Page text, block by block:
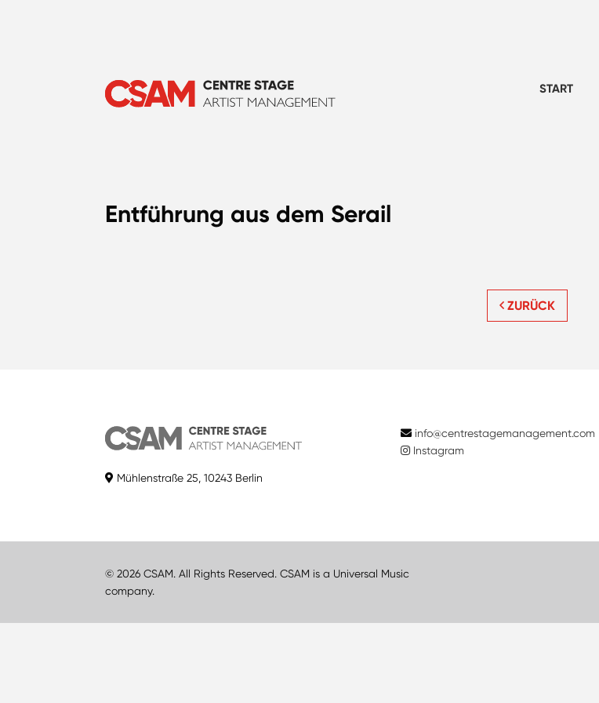
START
Entführung aus dem Serail
ZURÜCK
Mühlenstraße 25, 10243 Berlin
info@centrestagemanagement.com
Instagram
© 2026 CSAM. All Rights Reserved. CSAM is a Universal Music
company.